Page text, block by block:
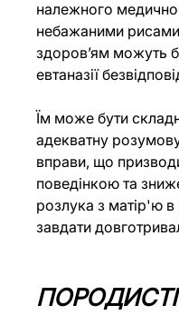
належного
небажаними
здоров’ям можуть
евтаназії
Їм може бути
адекватну
вправи, що
поведінкою та
розлука з матір'ю
завдати